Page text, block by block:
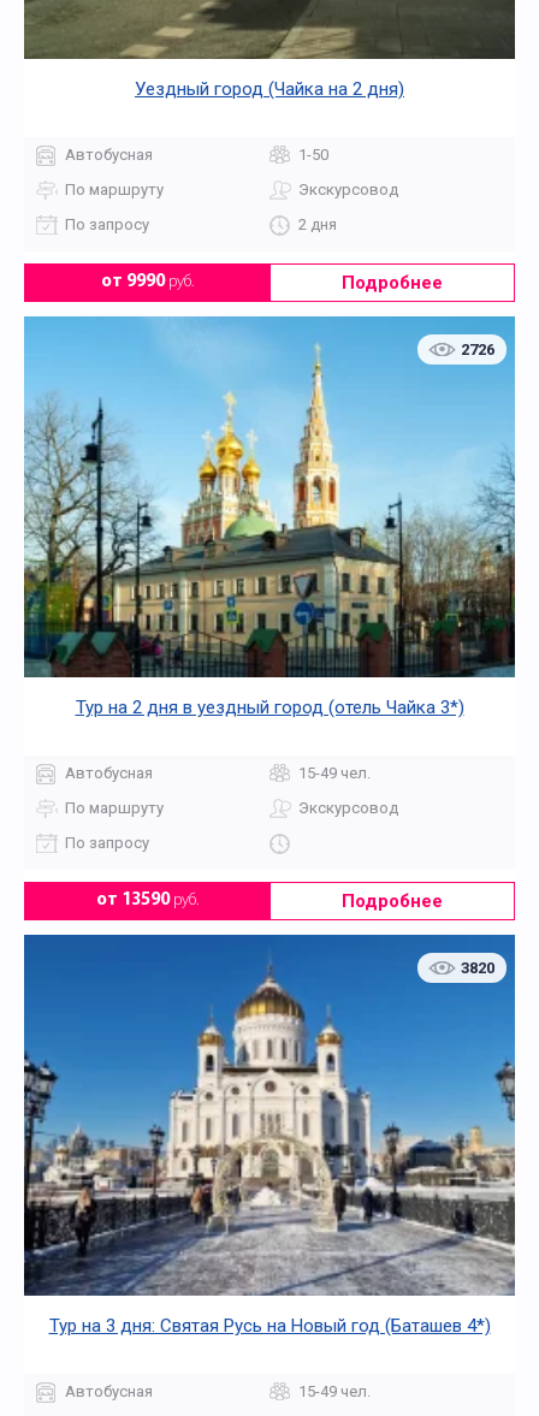
Уездный город (Чайка на 2 дня)
Автобусная
1-50
По маршруту
Экскурсовод
По запросу
2 дня
от 9990руб. Подробнее
2726
Тур на 2 дня в уездный город (отель Чайка 3*)
Автобусная
15-49 чел.
По маршруту
Экскурсовод
По запросу
от 13590руб. Подробнее
3820
Тур на 3 дня: Святая Русь на Новый год (Баташев 4*)
Автобусная
15-49 чел.